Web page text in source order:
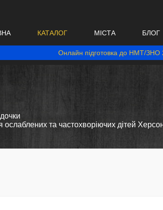
КАТАЛОГ МІСТА БЛОГ
Онлайн підготовка до НМТ/ЗНО
та частохворіючих дітей